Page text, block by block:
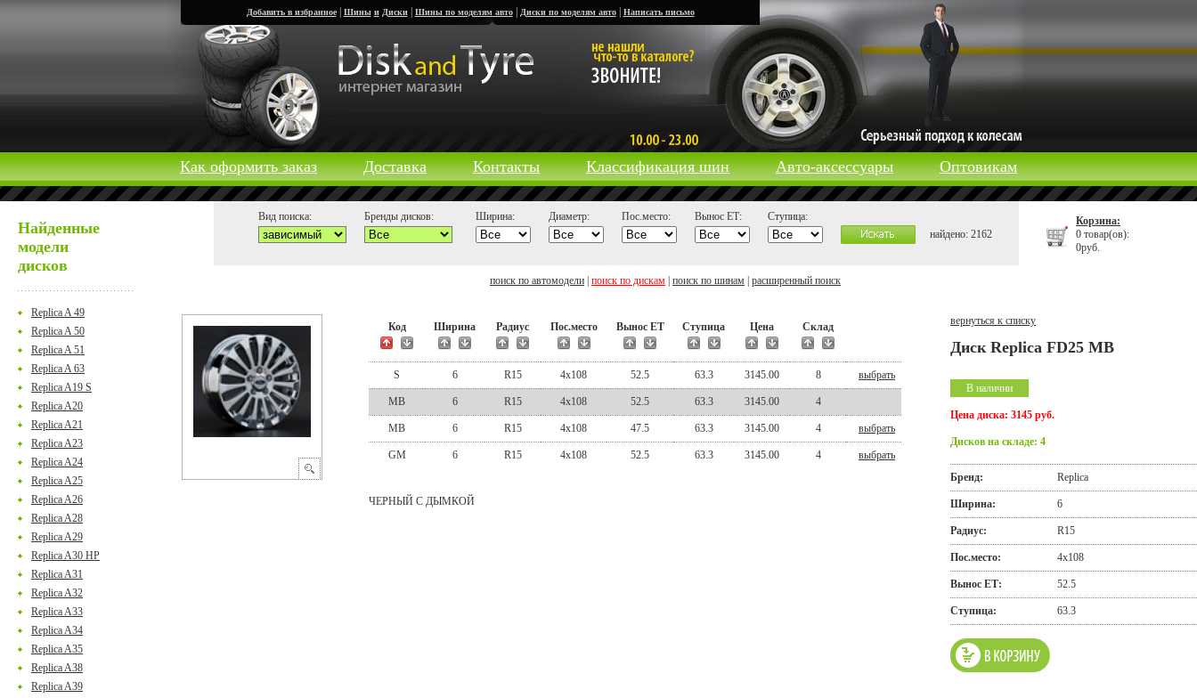
Добавить в избранное| Шины и Диски| Шины по моделям авто| Диски по моделям авто| Написать письмо
Как оформить заказ Доставка Контакты Классификация шин Авто-аксессуары Оптовикам
Корзина:
0 товар(ов):
0руб.
Найденные
модели
дисков
Replica A 49
Replica A 50
Replica A 51
Replica A 63
Replica A19 S
Replica A20
Replica A21
Replica A23
Replica A24
Replica A25
Replica A26
Replica A28
Replica A29
Replica A30 HP
Replica A31
Replica A32
Replica A33
Replica A34
Replica A35
Replica A38
Replica A39
Вид поиска: Бренды дисков: Ширина: Диаметр: Пос.место: Вынос ЕТ:
Ступица:
найдено: 2162
поиск по автомодели поиск по дискам поиск по шинам расширенный поиск
Код Ширина Радиус Пос.место Вынос ЕТ Ступица Цена Склад
S 6 R15 4x108 52.5 63.3 3145.00 8 выбрать
MB 6 R15 4x108 52.5 63.3 3145.00 4
MB 6 R15 4x108 47.5 63.3 3145.00 4 выбрать
GM 6 R15 4x108 52.5 63.3 3145.00 4 выбрать
ЧЕРНЫЙ С ДЫМКОЙ
вернуться к списку
Диск Replica FD25 MB
В наличии
Цена диска: 3145 руб.
Дисков на складе: 4
Бренд: Replica
Ширина: 6
Радиус: R15
Пос.место: 4x108
Вынос ЕТ: 52.5
Ступица: 63.3